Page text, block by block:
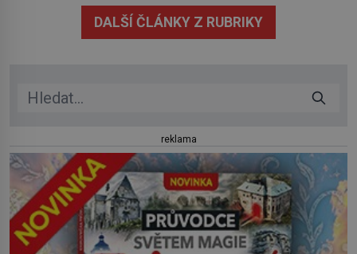
Stačí letmý dotyk a ozve se pronikavá bolest, která
přetrvává i týdny. Nenápadný tento […]
DALŠÍ ČLÁNKY Z RUBRIKY
reklama